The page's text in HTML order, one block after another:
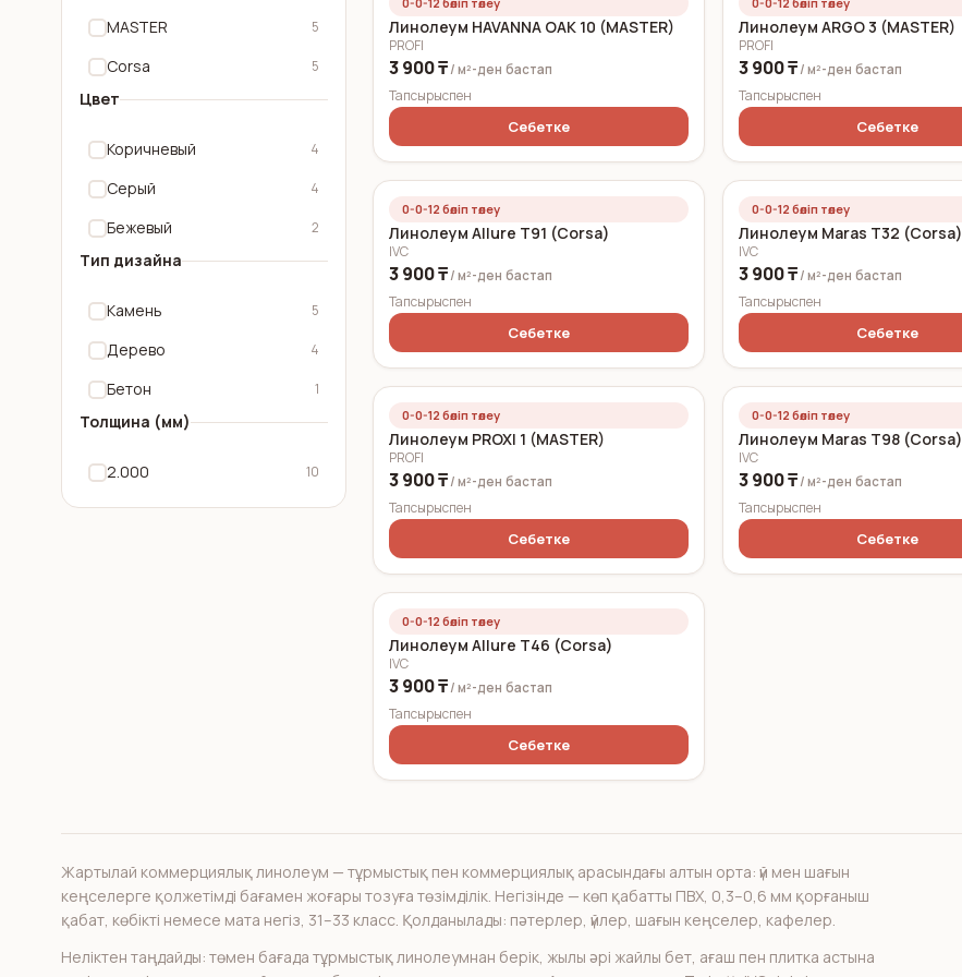
MASTER 5
Corsa 5
Цвет
Коричневый 4
Серый 4
Бежевый 2
Тип дизайна
Камень 5
Дерево 4
Бетон 1
Толщина (мм)
2.000 10
Линолеум HAVANNA OAK 10 (MASTER)
PROFI
3 900 ₸ / м²-ден бастап
Тапсырыспен
Себетке
Линолеум ARGO 3 (MASTER)
PROFI
3 900 ₸ / м²-ден бастап
Тапсырыспен
Себетке
0-0-12 бөліп төлеу
Линолеум Allure T91 (Corsa)
IVC
3 900 ₸ / м²-ден бастап
Тапсырыспен
Себетке
0-0-12 бөліп төлеу
Линолеум Maras T32 (Corsa)
IVC
3 900 ₸ / м²-ден бастап
Тапсырыспен
Себетке
0-0-12 бөліп төлеу
Линолеум PROXI 1 (MASTER)
PROFI
3 900 ₸ / м²-ден бастап
Тапсырыспен
Себетке
0-0-12 бөліп төлеу
Линолеум Maras T98 (Corsa)
IVC
3 900 ₸ / м²-ден бастап
Тапсырыспен
Себетке
0-0-12 бөліп төлеу
Линолеум Allure T46 (Corsa)
IVC
3 900 ₸ / м²-ден бастап
Тапсырыспен
Себетке
Жартылай коммерциялық линолеум — тұрмыстық пен коммерциялық арасындағы алтын орта: үй мен шағын
кеңселерге қолжетімді бағамен жоғары тозуға төзімділік. Негізінде — көп қабатты ПВХ, 0,3–0,6 мм қорғаныш
қабат, көбікті немесе мата негіз, 31–33 класс. Қолданылады: пәтерлер, үйлер, шағын кеңселер, кафелер.
Неліктен таңдайды: төмен бағада тұрмыстық линолеумнан берік, жылы әрі жайлы бет, ағаш пен плитка астына